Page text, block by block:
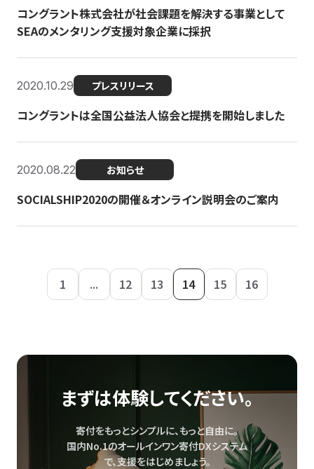
コングラント株式会社が社会課題を解決する事業として
SEAのメンタリング支援対象企業に採択
2020.10.29 プレスリリース
コングラントは全国公益法人協会と提携を開始しました
2020.08.22 お知らせ
SOCIALSHIP2020の開催＆オンライン説明会のご案内
1 ... 12 13 14 15 16
まずは体験してください。
寄付をもっとシンプルに、もっと自由に。
国内No.1のオールインワン寄付DXシステム
で、支援をはじめましょう。